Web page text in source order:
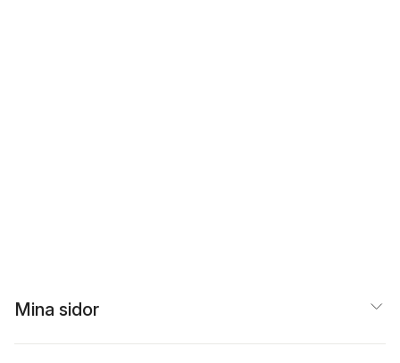
Mina sidor